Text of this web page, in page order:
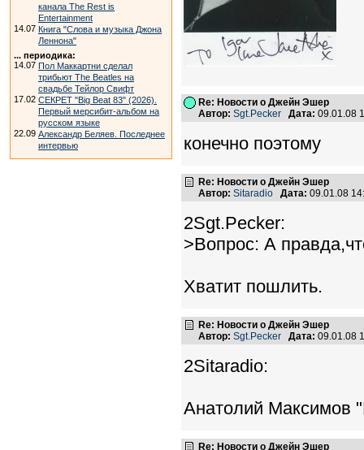
канала The Rest is
Entertainment
14.07 Книга "Слова и музыка Джона
Леннона"
... периодика:
14.07 Пол Маккартни сделал
трибьют The Beatles на
свадьбе Тейлор Свифт
17.02 СЕКРЕТ "Big Beat 83" (2026).
Первый мерсибит-альбом на
русском языке
22.09 Александр Беляев. Последнее
интервью
Re: Новости о Джейн Эшер
Автор: Sgt.Pecker Дата: 09.01.08
конечно поэтому
Re: Новости о Джейн Эшер
Автор: Sitaradio Дата: 09.01.08
2Sgt.Pecker:
>Вопрос: А
Хватит пошлить.
Re: Новости о Джейн Эшер
Автор: Sgt.Pecker Дата: 09.01.08
2Sitaradio:
Анатолий Максимов
Re: Новости о Джейн Эшер